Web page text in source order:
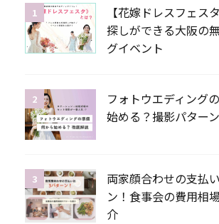
1
【花嫁ドレスフェス
探しができる大阪の
グイベント
2
フォトウエディング
始める？撮影パター
3
両家顔合わせの支払
ン！食事会の費用相
介